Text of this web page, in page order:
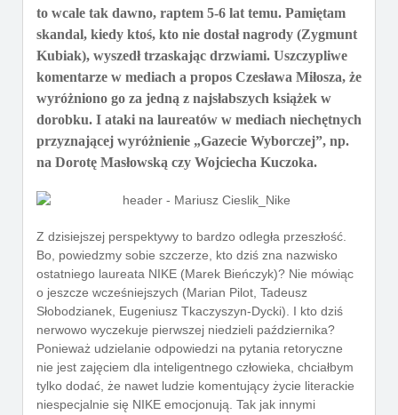
to wcale tak dawno, raptem 5-6 lat temu. Pamiętam
skandal, kiedy ktoś, kto nie dostał nagrody (Zygmunt
Kubiak), wyszedł trzaskając drzwiami. Uszczypliwe
komentarze w mediach a propos Czesława Miłosza, że
wyróżniono go za jedną z najsłabszych książek w
dorobku. I ataki na laureatów w mediach niechętnych
przyznającej wyróżnienie „Gazecie Wyborczej”, np.
na Dorotę Masłowską czy Wojciecha Kuczoka.
Z dzisiejszej perspektywy to bardzo odległa przeszłość.
Bo, powiedzmy sobie szczerze, kto dziś zna nazwisko
ostatniego laureata NIKE (Marek Bieńczyk)? Nie mówiąc
o jeszcze wcześniejszych (Marian Pilot, Tadeusz
Słobodzianek, Eugeniusz Tkaczyszyn-Dycki). I kto dziś
nerwowo wyczekuje pierwszej niedzieli października?
Ponieważ udzielanie odpowiedzi na pytania retoryczne
nie jest zajęciem dla inteligentnego człowieka, chciałbym
tylko dodać, że nawet ludzie komentujący życie literackie
niespecjalnie się NIKE emocjonują. Tak jak innymi